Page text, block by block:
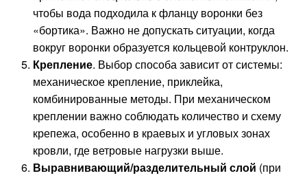
чтобы вода подходила к фланцу воронки без
«бортика». Важно не допускать ситуации, когда
вокруг воронки образуется кольцевой контруклон.
Крепление. Выбор способа зависит от системы:
механическое крепление, приклейка,
комбинированные методы. При механическом
креплении важно соблюдать количество и схему
крепежа, особенно в краевых и угловых зонах
кровли, где ветровые нагрузки выше.
Выравнивающий/разделительный слой (при